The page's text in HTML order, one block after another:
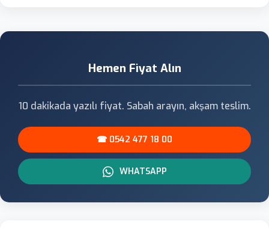
Hemen Fiyat Alın
10 dakikada yazılı fiyat. Sabah arayın, akşam teslim.
☎ 0542 477 18 00
WHATSAPP